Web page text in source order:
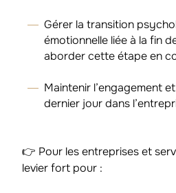
Gérer la transition
émotionnelle liée à la fin
aborder cette étape en
Maintenir l’engagement
dernier jour dans
👉 Pour les entreprises et
levier fort pour :